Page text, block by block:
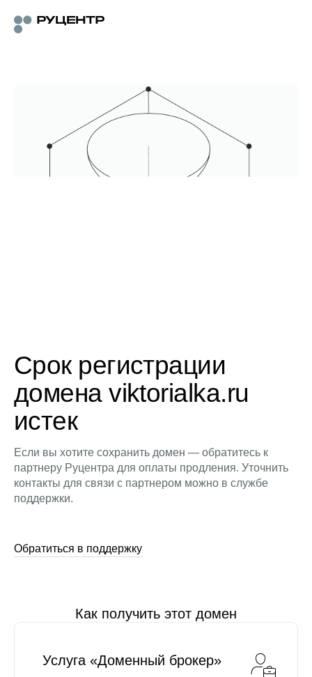
Срок регистрации
домена viktorialka.ru
истек
Если вы хотите сохранить домен — обратитесь к
партнеру Руцентра для оплаты продления. Уточнить
контакты для связи с партнером можно в службе
поддержки.
Обратиться в поддержку
Как получить этот домен
Услуга «Доменный брокер»